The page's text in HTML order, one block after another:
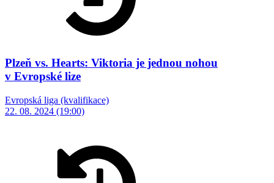
Plzeň vs. Hearts: Viktoria je jednou nohou
v Evropské lize
Evropská liga (kvalifikace)
22. 08. 2024 (19:00)